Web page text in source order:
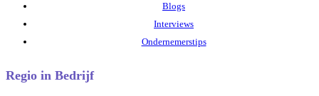
Blogs
Interviews
Ondernemerstips
Regio in Bedrijf